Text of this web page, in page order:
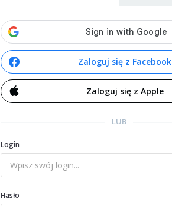
Zaloguj się z Facebook
Zaloguj się z Apple
LUB
Login
Hasło